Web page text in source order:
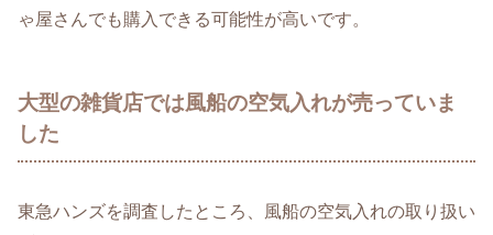
ゃ屋さんでも購入できる可能性が高いです。
大型の雑貨店では風船の空気入れが売っていま
した
東急ハンズを調査したところ、風船の空気入れの取り扱い